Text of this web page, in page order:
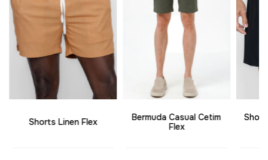
Shorts Linen Flex
Bermuda Casual Cetim
Flex